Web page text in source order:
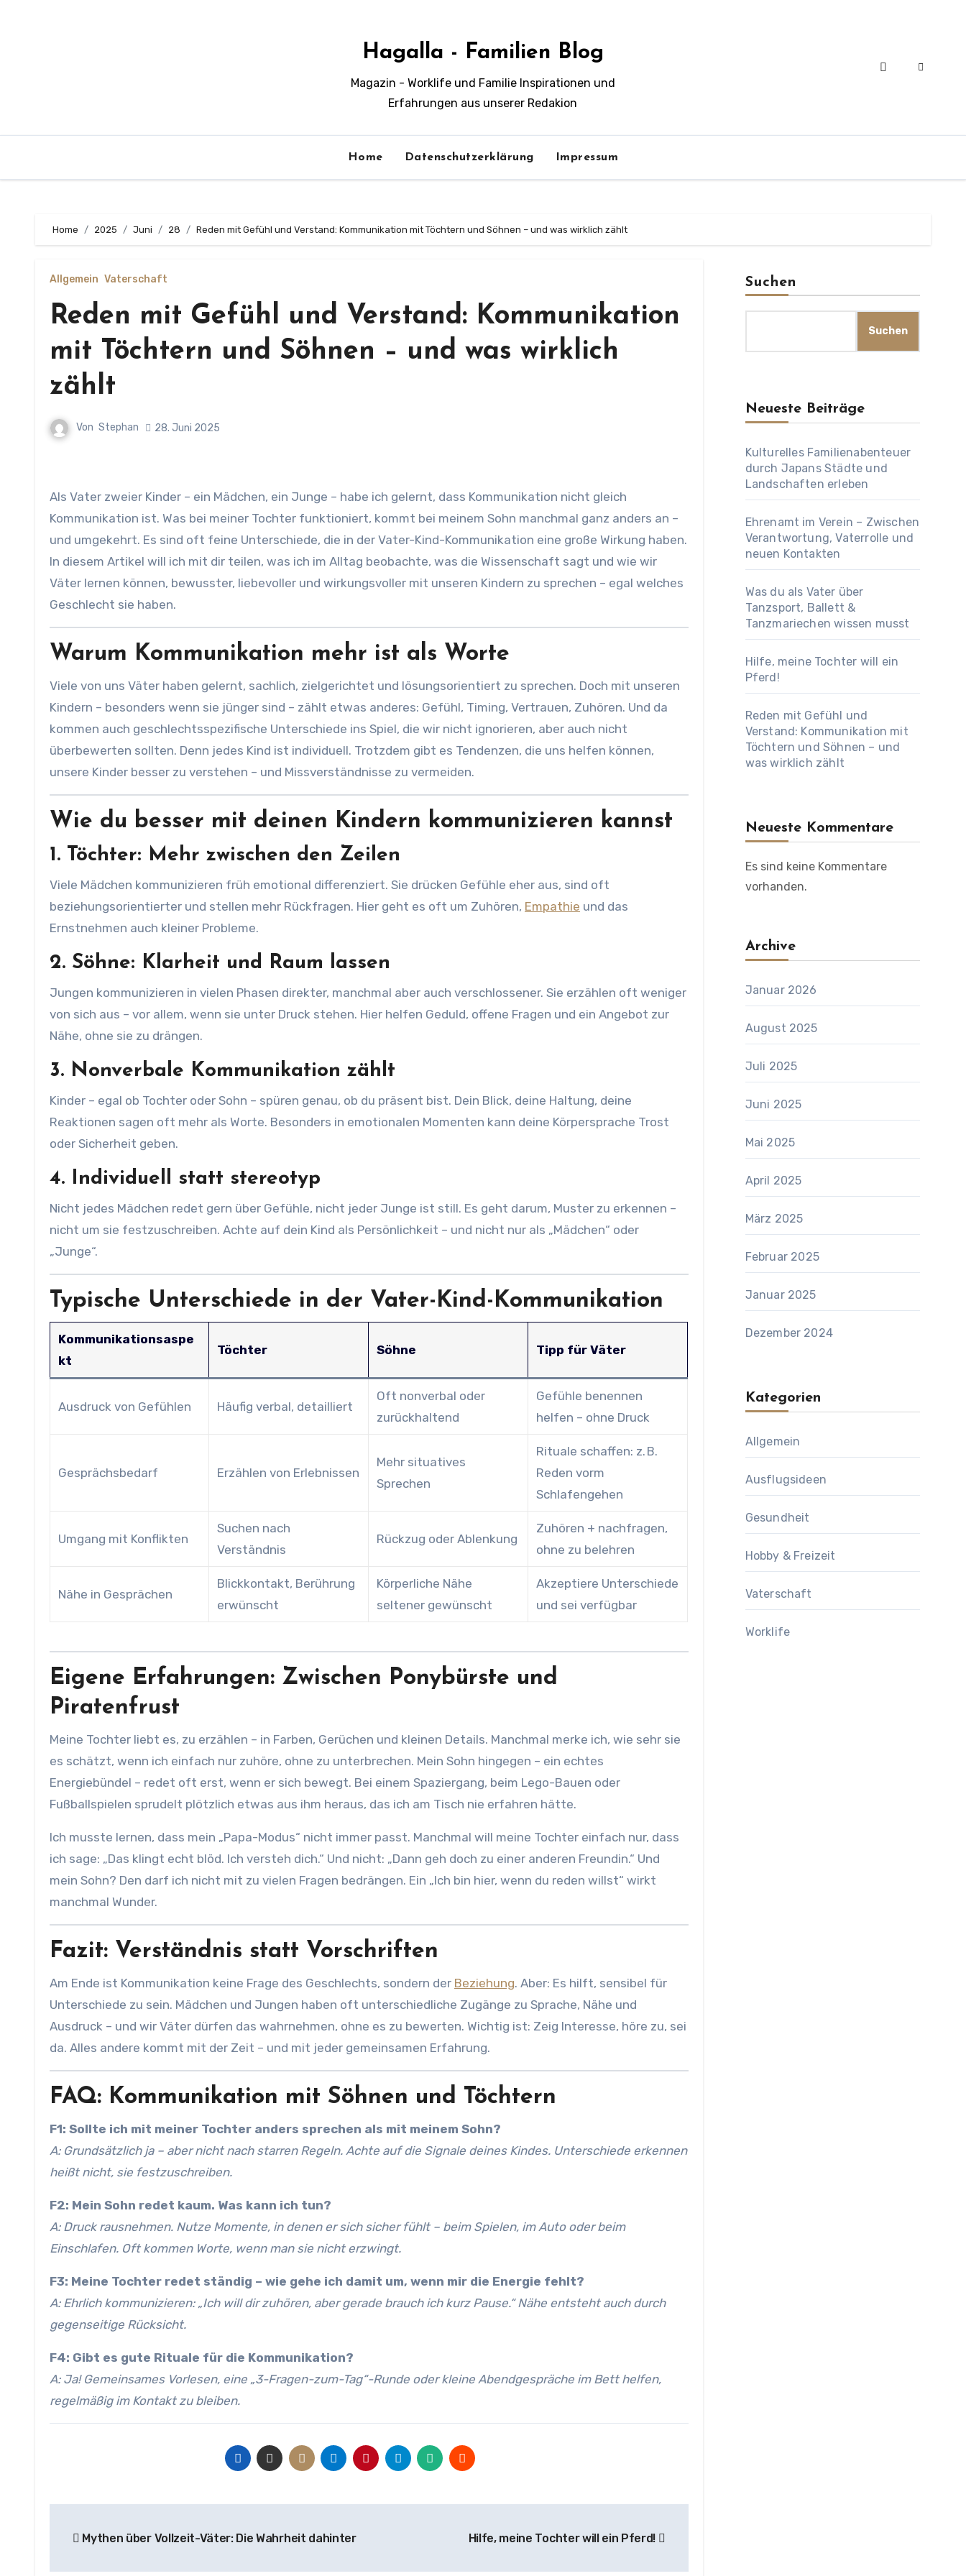
Hagalla - Familien Blog
Magazin - Worklife und Familie Inspirationen und
Erfahrungen aus unserer Redakion
Home Datenschutzerklärung Impressum
Home 2025 Juni 28 Reden mit Gefühl und Verstand: Kommunikation mit Töchtern und Söhnen – und was wirklich zählt
Allgemein Vaterschaft
Reden mit Gefühl und Verstand: Kommunikation
mit Töchtern und Söhnen – und was wirklich
zählt
Von Stephan 28. Juni 2025
Als Vater zweier Kinder – ein Mädchen, ein Junge – habe ich gelernt, dass Kommunikation nicht gleich
Kommunikation ist. Was bei meiner Tochter funktioniert, kommt bei meinem Sohn manchmal ganz anders an –
und umgekehrt. Es sind oft feine Unterschiede, die in der Vater-Kind-Kommunikation eine große Wirkung haben.
In diesem Artikel will ich mit dir teilen, was ich im Alltag beobachte, was die Wissenschaft sagt und wie wir
Väter lernen können, bewusster, liebevoller und wirkungsvoller mit unseren Kindern zu sprechen – egal welches
Geschlecht sie haben.
Warum Kommunikation mehr ist als Worte
Viele von uns Väter haben gelernt, sachlich, zielgerichtet und lösungsorientiert zu sprechen. Doch mit unseren
Kindern – besonders wenn sie jünger sind – zählt etwas anderes: Gefühl, Timing, Vertrauen, Zuhören. Und da
kommen auch geschlechtsspezifische Unterschiede ins Spiel, die wir nicht ignorieren, aber auch nicht
überbewerten sollten. Denn jedes Kind ist individuell. Trotzdem gibt es Tendenzen, die uns helfen können,
unsere Kinder besser zu verstehen – und Missverständnisse zu vermeiden.
Wie du besser mit deinen Kindern kommunizieren kannst
1. Töchter: Mehr zwischen den Zeilen
Viele Mädchen kommunizieren früh emotional differenziert. Sie drücken Gefühle eher aus, sind oft
beziehungsorientierter und stellen mehr Rückfragen. Hier geht es oft um Zuhören, Empathie und das
Ernstnehmen auch kleiner Probleme.
2. Söhne: Klarheit und Raum lassen
Jungen kommunizieren in vielen Phasen direkter, manchmal aber auch verschlossener. Sie erzählen oft weniger
von sich aus – vor allem, wenn sie unter Druck stehen. Hier helfen Geduld, offene Fragen und ein Angebot zur
Nähe, ohne sie zu drängen.
3. Nonverbale Kommunikation zählt
Kinder – egal ob Tochter oder Sohn – spüren genau, ob du präsent bist. Dein Blick, deine Haltung, deine
Reaktionen sagen oft mehr als Worte. Besonders in emotionalen Momenten kann deine Körpersprache Trost
oder Sicherheit geben.
4. Individuell statt stereotyp
Nicht jedes Mädchen redet gern über Gefühle, nicht jeder Junge ist still. Es geht darum, Muster zu erkennen –
nicht um sie festzuschreiben. Achte auf dein Kind als Persönlichkeit – und nicht nur als „Mädchen“ oder
„Junge“.
Typische Unterschiede in der Vater-Kind-Kommunikation
Kommunikationsaspe
kt
Töchter Söhne Tipp für Väter
Ausdruck von Gefühlen Häufig verbal, detailliert
Oft nonverbal oder
zurückhaltend
Gefühle benennen
helfen – ohne Druck
Gesprächsbedarf Erzählen von Erlebnissen
Mehr situatives
Sprechen
Rituale schaffen: z. B.
Reden vorm
Schlafengehen
Umgang mit Konflikten
Suchen nach
Verständnis
Rückzug oder Ablenkung
Zuhören + nachfragen,
ohne zu belehren
Nähe in Gesprächen
Blickkontakt, Berührung
erwünscht
Körperliche Nähe
seltener gewünscht
Akzeptiere Unterschiede
und sei verfügbar
Eigene Erfahrungen: Zwischen Ponybürste und
Piratenfrust
Meine Tochter liebt es, zu erzählen – in Farben, Gerüchen und kleinen Details. Manchmal merke ich, wie sehr sie
es schätzt, wenn ich einfach nur zuhöre, ohne zu unterbrechen. Mein Sohn hingegen – ein echtes
Energiebündel – redet oft erst, wenn er sich bewegt. Bei einem Spaziergang, beim Lego-Bauen oder
Fußballspielen sprudelt plötzlich etwas aus ihm heraus, das ich am Tisch nie erfahren hätte.
Ich musste lernen, dass mein „Papa-Modus“ nicht immer passt. Manchmal will meine Tochter einfach nur, dass
ich sage: „Das klingt echt blöd. Ich versteh dich.“ Und nicht: „Dann geh doch zu einer anderen Freundin.“ Und
mein Sohn? Den darf ich nicht mit zu vielen Fragen bedrängen. Ein „Ich bin hier, wenn du reden willst“ wirkt
manchmal Wunder.
Fazit: Verständnis statt Vorschriften
Am Ende ist Kommunikation keine Frage des Geschlechts, sondern der Beziehung. Aber: Es hilft, sensibel für
Unterschiede zu sein. Mädchen und Jungen haben oft unterschiedliche Zugänge zu Sprache, Nähe und
Ausdruck – und wir Väter dürfen das wahrnehmen, ohne es zu bewerten. Wichtig ist: Zeig Interesse, höre zu, sei
da. Alles andere kommt mit der Zeit – und mit jeder gemeinsamen Erfahrung.
FAQ: Kommunikation mit Söhnen und Töchtern
F1: Sollte ich mit meiner Tochter anders sprechen als mit meinem Sohn?
A: Grundsätzlich ja – aber nicht nach starren Regeln. Achte auf die Signale deines Kindes. Unterschiede erkennen
heißt nicht, sie festzuschreiben.
F2: Mein Sohn redet kaum. Was kann ich tun?
A: Druck rausnehmen. Nutze Momente, in denen er sich sicher fühlt – beim Spielen, im Auto oder beim
Einschlafen. Oft kommen Worte, wenn man sie nicht erzwingt.
F3: Meine Tochter redet ständig – wie gehe ich damit um, wenn mir die Energie fehlt?
A: Ehrlich kommunizieren: „Ich will dir zuhören, aber gerade brauch ich kurz Pause.“ Nähe entsteht auch durch
gegenseitige Rücksicht.
F4: Gibt es gute Rituale für die Kommunikation?
A: Ja! Gemeinsames Vorlesen, eine „3-Fragen-zum-Tag“-Runde oder kleine Abendgespräche im Bett helfen,
regelmäßig im Kontakt zu bleiben.
Mythen über Vollzeit-Väter: Die Wahrheit dahinter Hilfe, meine Tochter will ein Pferd!
Suchen
Suchen
Neueste Beiträge
Kulturelles Familienabenteuer
durch Japans Städte und
Landschaften erleben
Ehrenamt im Verein – Zwischen
Verantwortung, Vaterrolle und
neuen Kontakten
Was du als Vater über
Tanzsport, Ballett &
Tanzmariechen wissen musst
Hilfe, meine Tochter will ein
Pferd!
Reden mit Gefühl und
Verstand: Kommunikation mit
Töchtern und Söhnen – und
was wirklich zählt
Neueste Kommentare
Es sind keine Kommentare
vorhanden.
Archive
Januar 2026
August 2025
Juli 2025
Juni 2025
Mai 2025
April 2025
März 2025
Februar 2025
Januar 2025
Dezember 2024
Kategorien
Allgemein
Ausflugsideen
Gesundheit
Hobby & Freizeit
Vaterschaft
Worklife